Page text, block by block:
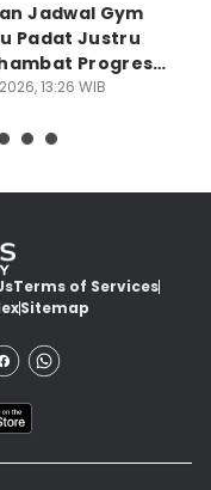
Jadwal Gym
Padat Justru
Progres
13:26 WIB
Terms of Services
Sitemap